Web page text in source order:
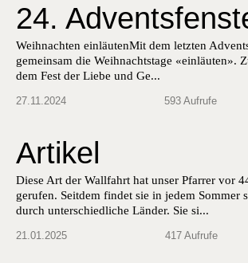
24.
Wei­h­nacht­en ein­läutenMit dem let­zten
gemein­sam die Wei­h­nacht­stage «ein­läuten».
dem Fest der Liebe und Ge...
27.11.2024 593 Aufrufe
Artikel
Diese Art der Wall­fahrt hat unser Pfar­rer vor
gerufen. Seit­dem find­et sie in jedem Som­mer
durch unter­schiedliche Län­der. Sie si...
21.01.2025 417 Aufrufe